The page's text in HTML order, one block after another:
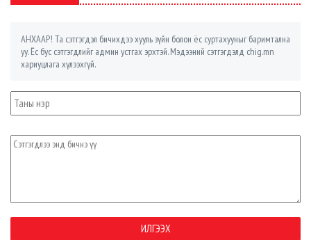
АНХААР! Та сэтгэгдэл бичихдээ хууль зүйн болон ёс суртахууныг баримтална
уу. Ёс бус сэтгэгдлийг админ устгах эрхтэй. Мэдээний сэтгэгдэлд chig.mn
хариуцлага хүлээхгүй.